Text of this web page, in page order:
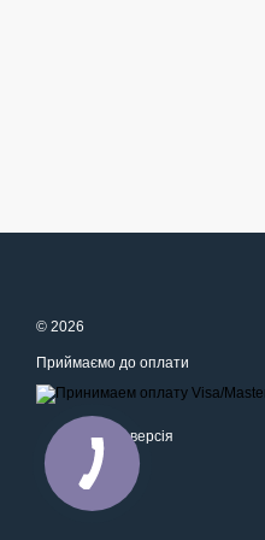
© 2026
Приймаємо до оплати
Мобільна версія